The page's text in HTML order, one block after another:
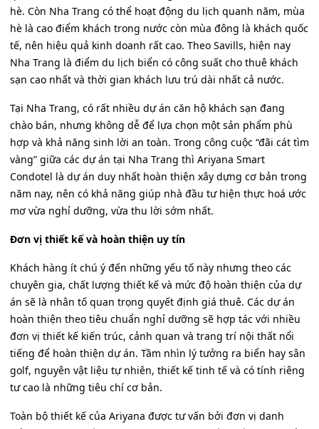
hè. Còn Nha Trang có thể hoạt động du lịch quanh năm, mùa
hè là cao điểm khách trong nước còn mùa đông là khách quốc
tế, nên hiệu quả kinh doanh rất cao. Theo Savills, hiện nay
Nha Trang là điểm du lịch biển có công suất cho thuê khách
sạn cao nhất và thời gian khách lưu trú dài nhất cả nước.
Tại Nha Trang, có rất nhiều dự án căn hộ khách sạn đang
chào bán, nhưng không dễ để lựa chọn một sản phẩm phù
hợp và khả năng sinh lời an toàn. Trong công cuộc “đãi cát tìm
vàng” giữa các dự án tại Nha Trang thì Ariyana Smart
Condotel là dự án duy nhất hoàn thiện xây dựng cơ bản trong
năm nay, nên có khả năng giúp nhà đầu tư hiện thực hoá ước
mơ vừa nghỉ dưỡng, vừa thu lời sớm nhất.
Đơn vị thiết kế và hoàn thiện uy tín
Khách hàng ít chú ý đến những yếu tố này nhưng theo các
chuyên gia, chất lượng thiết kế và mức độ hoàn thiện của dự
án sẽ là nhân tố quan trọng quyết định giá thuê. Các dự án
hoàn thiện theo tiêu chuẩn nghỉ dưỡng sẽ hợp tác với nhiều
đơn vị thiết kế kiến trúc, cảnh quan và trang trí nội thất nổi
tiếng để hoàn thiện dự án. Tầm nhìn lý tưởng ra biển hay sân
golf, nguyên vật liệu tự nhiên, thiết kế tinh tế và có tính riêng
tư cao là những tiêu chí cơ bản.
Toàn bộ thiết kế của Ariyana được tư vấn bởi đơn vị danh